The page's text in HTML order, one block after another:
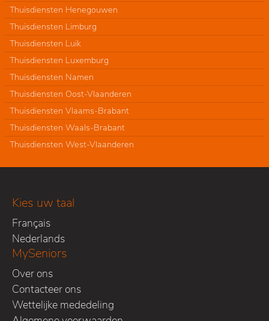
Thuisdiensten Henegouwen
Thuisdiensten Limburg
Thuisdiensten Luik
Thuisdiensten Luxemburg
Thuisdiensten Namen
Thuisdiensten Oost-Vlaanderen
Thuisdiensten Vlaams-Brabant
Thuisdiensten Waals-Brabant
Thuisdiensten West-Vlaanderen
Kies uw taal
Français
Nederlands
MySeniors
Over ons
Contacteer ons
Wettelijke mededeling